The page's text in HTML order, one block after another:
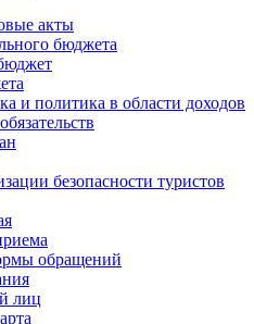
акты
бюджета
и политика в области доходов
безопасности туристов
обращений
лиц